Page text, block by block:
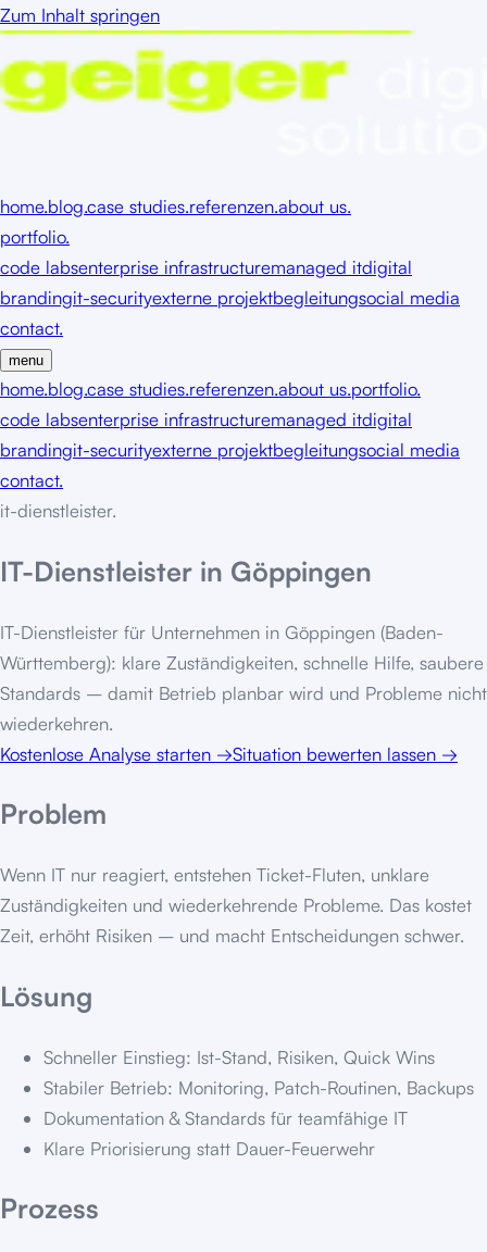
Zum Inhalt springen
home.blog.case studies.referenzen.about us.
portfolio.
code labsenterprise infrastructuremanaged itdigital
brandingit-securityexterne projektbegleitungsocial media
contact.
menu
home.blog.case studies.referenzen.about us.portfolio.
code labsenterprise infrastructuremanaged itdigital
brandingit-securityexterne projektbegleitungsocial media
contact.
it-dienstleister.
IT-Dienstleister in Göppingen
IT-Dienstleister für Unternehmen in Göppingen (Baden-
Württemberg): klare Zuständigkeiten, schnelle Hilfe, saubere
Standards – damit Betrieb planbar wird und Probleme nicht
wiederkehren.
Kostenlose Analyse starten →Situation bewerten lassen →
Problem
Wenn IT nur reagiert, entstehen Ticket-Fluten, unklare
Zuständigkeiten und wiederkehrende Probleme. Das kostet
Zeit, erhöht Risiken – und macht Entscheidungen schwer.
Lösung
Schneller Einstieg: Ist-Stand, Risiken, Quick Wins
Stabiler Betrieb: Monitoring, Patch-Routinen, Backups
Dokumentation & Standards für teamfähige IT
Klare Priorisierung statt Dauer-Feuerwehr
Prozess